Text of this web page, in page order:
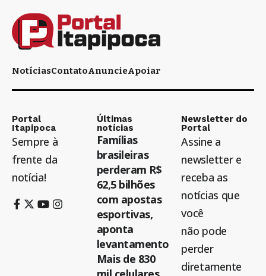
NotíciasContatoAnuncieApoiar
Portal
Itapipoca
Sempre à
frente da
notícia!
Últimas
notícias
Famílias
brasileiras
perderam R$
62,5 bilhões
com apostas
esportivas,
aponta
levantamento
Mais de 830
Newsletter do
Portal
Assine a
newsletter e
receba as
notícias que
você
não pode
perder
diretamente